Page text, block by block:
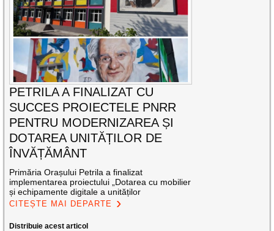
PETRILA A FINALIZAT CU
SUCCES PROIECTELE PNRR
PENTRU MODERNIZAREA ȘI
DOTAREA UNITĂȚILOR DE
ÎNVĂȚĂMÂNT
Primăria Orașului Petrila a finalizat
implementarea proiectului „Dotarea cu mobilier
și echipamente digitale a unităților
CITEȘTE MAI DEPARTE
Distribuie acest articol